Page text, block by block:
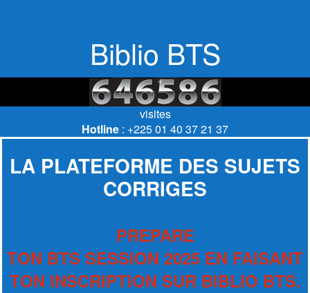
Biblio BTS
visites
Hotline : +225 01 40 37 21 37
LA PLATEFORME DES SUJETS
CORRIGES
PREPARE
TON BTS SESSION 2025 EN FAISANT
TON INSCRIPTION SUR BIBLIO BTS.